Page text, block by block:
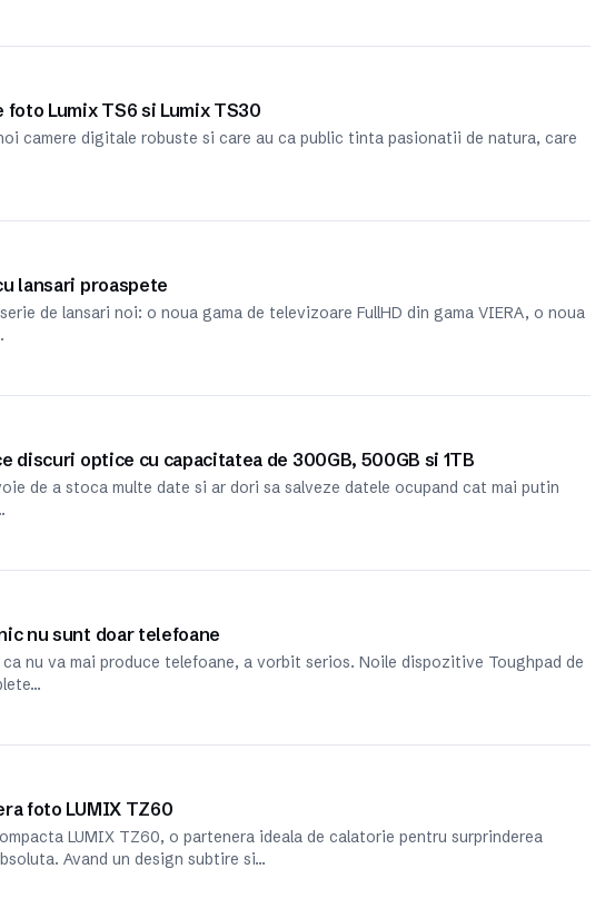
foto Lumix TS6 si Lumix TS30
camere digitale robuste si care au ca public tinta pasionatii de natura, care
lansari proaspete
de lansari noi: o noua gama de televizoare FullHD din gama VIERA, o noua
discuri optice cu capacitatea de 300GB, 500GB si 1TB
de a stoca multe date si ar dori sa salveze datele ocupand cat mai putin
nu sunt doar telefoane
nu va mai produce telefoane, a vorbit serios. Noile dispozitive Toughpad de
foto LUMIX TZ60
LUMIX TZ60, o partenera ideala de calatorie pentru surprinderea
Avand un design subtire si…